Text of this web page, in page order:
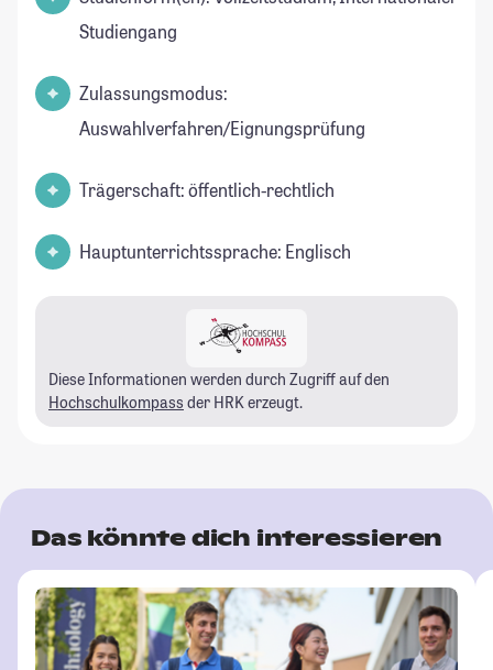
Studiengang
Zulassungsmodus:
Auswahlverfahren/Eignungsprüfung
Trägerschaft: öffentlich-rechtlich
Hauptunterrichtssprache: Englisch
Diese Informationen werden durch Zugriff auf den
Hochschulkompass der HRK erzeugt.
Das könnte dich interessieren